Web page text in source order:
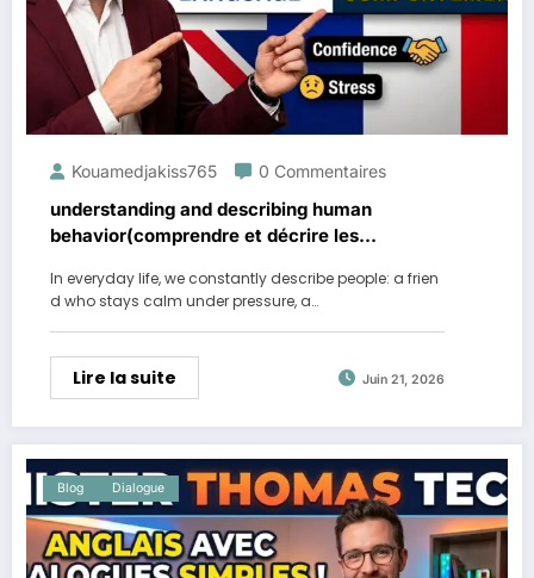
Kouamedjakiss765 0 Commentaires
understanding and describing human
behavior(comprendre et décrire les
In everyday life, we constantly describe people: a frien
d who stays calm under pressure, a…
Lire la suite Juin 21, 2026
Blog Dialogue